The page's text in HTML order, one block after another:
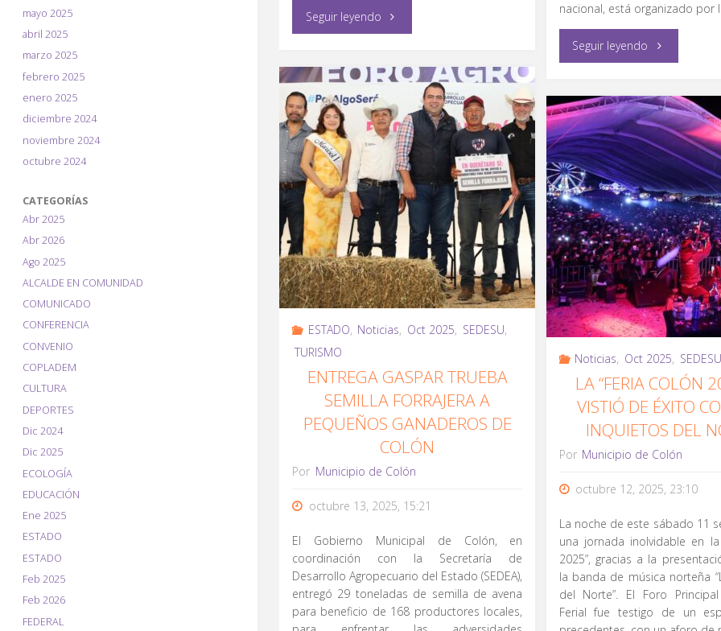
Seguir leyendo"Anuncia
Trueba
el
Festival
del
Sarape
2025
en
nacional, está organizado por
Seguir leyendo "En
6to
Concurso
Nacional
del
Sarape
2025:
Un
con
la
Riquieza
Artesanal
de
México"
ESTADO, Noticias, Oct 2025, SEDESU,
TURISMO
ENTREGA GASPAR TRUEBA
SEMILLA FORRAJERA A
PEQUEÑOS GANADEROS DE
COLÓN
Por Municipio de Colón
octubre 13, 2025, 15:21
El Gobierno Municipal de Colón, en
coordinación con la Secretaría de
Desarrollo Agropecuario del Estado (SEDEA),
entregó 29 toneladas de semilla de avena
para beneficio de 168 productores locales,
Noticias, Oct 2025, SEDESU
LA “FERIA COLÓN
VISTIÓ DE ÉXITO
INQUIETOS DEL
Por Municipio de Colón
octubre 12, 2025, 23:10
La noche de este sábado 11
una jornada inolvidable en la
2025”, gracias a la
la banda de música norteña
del Norte”. El Foro
Ferial fue testigo de un
mayo 2025
abril 2025
marzo 2025
febrero 2025
enero 2025
diciembre 2024
noviembre 2024
octubre 2024
CATEGORÍAS
Abr 2025
Abr 2026
Ago 2025
ALCALDE EN COMUNIDAD
COMUNICADO
CONFERENCIA
CONVENIO
COPLADEM
CULTURA
DEPORTES
Dic 2024
Dic 2025
ECOLOGÍA
EDUCACIÓN
Ene 2025
ESTADO
ESTADO
Feb 2025
Feb 2026
FEDERAL